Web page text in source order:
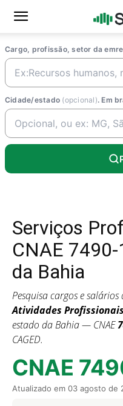
Cargo, profissão, setor da
Cidade/estado (opcional). Em
Serviços
CNAE
da Bahia
Pesquisa cargos e salários
Atividades
estado da Bahia — CNAE
CAGED.
CNAE
Atualizado em 03 agosto de